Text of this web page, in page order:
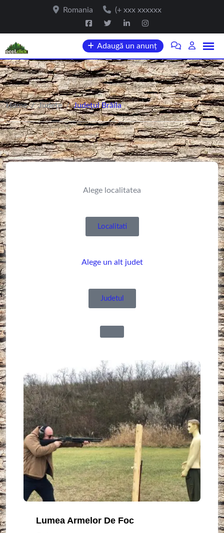
Romania (+ xxx xxxxxx
Adaugă un anunț
Home / Județe / Județul Brăila
Alege localitatea
Localitati
Alege un alt judet
Judetul
Lumea Armelor De Foc